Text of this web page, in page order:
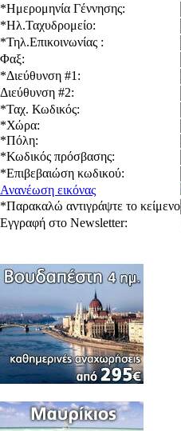
*Ημερομηνία Γέννησης:
*Ηλ.Ταχυδρομείο:
*Τηλ.Επικοινωνίας :
Φαξ:
*Διεύθυνση #1:
Διεύθυνση #2:
*Ταχ. Κωδικός:
*Χώρα:
*Πόλη:
*Κωδικός πρόσβασης:
*Επιβεβαιώση κωδικού:
Ανανέωση εικόνας
*Παρακαλώ αντιγράψτε το κείμενο
Εγγραφή στο Newsletter: